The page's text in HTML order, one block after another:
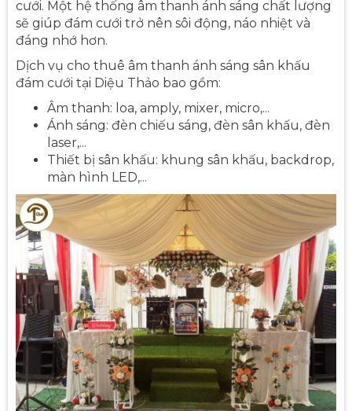
cưới. Một hệ thống âm thanh ánh sáng chất lượng
sẽ giúp đám cưới trở nên sôi động, náo nhiệt và
đáng nhớ hơn.
Dịch vụ cho thuê âm thanh ánh sáng sân khấu
đám cưới tại Diệu Thảo bao gồm:
Âm thanh: loa, amply, mixer, micro,...
Ánh sáng: đèn chiếu sáng, đèn sân khấu, đèn
laser,...
Thiết bị sân khấu: khung sân khấu, backdrop,
màn hình LED,...